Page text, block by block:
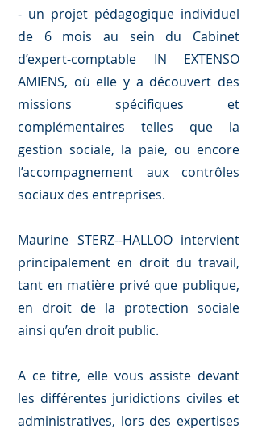
- un projet pédagogique individuel
de 6 mois au sein du Cabinet
d’expert-comptable IN EXTENSO
AMIENS, où elle y a découvert des
missions spécifiques et
complémentaires telles que la
gestion sociale, la paie, ou encore
l’accompagnement aux contrôles
sociaux des entreprises.
Maurine STERZ--HALLOO intervient
principalement en droit du travail,
tant en matière privé que publique,
en droit de la protection sociale
ainsi qu’en droit public.
A ce titre, elle vous assiste devant
les différentes juridictions civiles et
administratives, lors des expertises